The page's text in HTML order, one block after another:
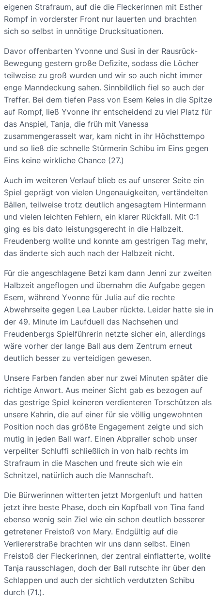
eigenen Strafraum, auf die die Fleckerinnen mit Esther
Rompf in vorderster Front nur lauerten und brachten
sich so selbst in unnötige Drucksituationen.
Davor offenbarten Yvonne und Susi in der Rausrück-
Bewegung gestern große Defizite, sodass die Löcher
teilweise zu groß wurden und wir so auch nicht immer
enge Manndeckung sahen. Sinnbildlich fiel so auch der
Treffer. Bei dem tiefen Pass von Esem Keles in die Spitze
auf Rompf, ließ Yvonne ihr entscheidend zu viel Platz für
das Anspiel, Tanja, die früh mit Vanessa
zusammengerasselt war, kam nicht in ihr Höchsttempo
und so ließ die schnelle Stürmerin Schibu im Eins gegen
Eins keine wirkliche Chance (27.)
Auch im weiteren Verlauf blieb es auf unserer Seite ein
Spiel geprägt von vielen Ungenauigkeiten, vertändelten
Bällen, teilweise trotz deutlich angesagtem Hintermann
und vielen leichten Fehlern, ein klarer Rückfall. Mit 0:1
ging es bis dato leistungsgerecht in die Halbzeit.
Freudenberg wollte und konnte am gestrigen Tag mehr,
das änderte sich auch nach der Halbzeit nicht.
Für die angeschlagene Betzi kam dann Jenni zur zweiten
Halbzeit angeflogen und übernahm die Aufgabe gegen
Esem, während Yvonne für Julia auf die rechte
Abwehrseite gegen Lea Lauber rückte. Leider hatte sie in
der 49. Minute im Laufduell das Nachsehen und
Freudenbergs Spielführerin netzte sicher ein, allerdings
wäre vorher der lange Ball aus dem Zentrum erneut
deutlich besser zu verteidigen gewesen.
Unsere Farben fanden aber nur zwei Minuten später die
richtige Anwort. Aus meiner Sicht gab es bezogen auf
das gestrige Spiel keineren verdienteren Torschützen als
unsere Kahrin, die auf einer für sie völlig ungewohnten
Position noch das größte Engagement zeigte und sich
mutig in jeden Ball warf. Einen Abpraller schob unser
verpeilter Schluffi schließlich in von halb rechts im
Strafraum in die Maschen und freute sich wie ein
Schnitzel, natürlich auch die Mannschaft.
Die Bürwerinnen witterten jetzt Morgenluft und hatten
jetzt ihre beste Phase, doch ein Kopfball von Tina fand
ebenso wenig sein Ziel wie ein schon deutlich besserer
getretener Freistoß von Mary. Endgültig auf die
Verliererstraße brachten wir uns dann selbst. Einen
Freistoß der Fleckerinnen, der zentral einflatterte, wollte
Tanja rausschlagen, doch der Ball rutschte ihr über den
Schlappen und auch der sichtlich verdutzten Schibu
durch (71.).